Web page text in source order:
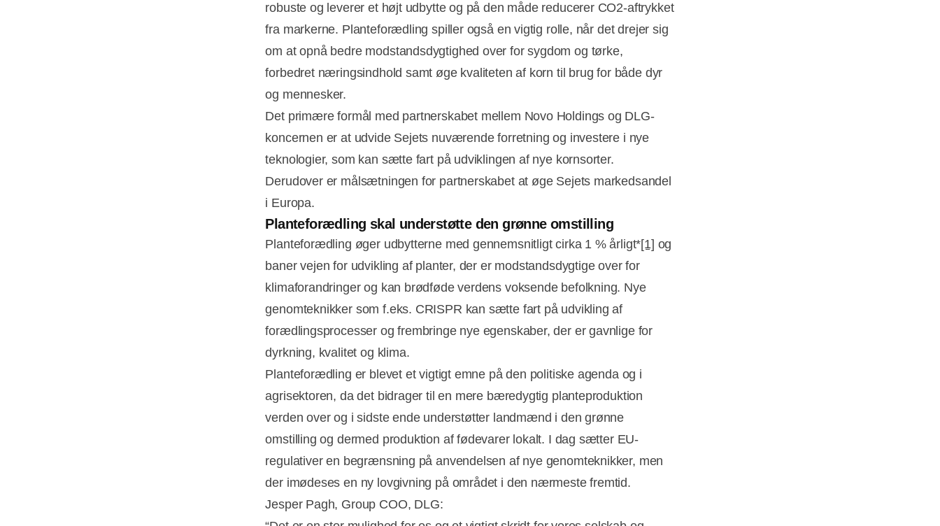
robuste og leverer et højt udbytte og på den måde reducerer CO2-aftrykket
fra markerne. Planteforædling spiller også en vigtig rolle, når det drejer sig
om at opnå bedre modstandsdygtighed over for sygdom og tørke,
forbedret næringsindhold samt øge kvaliteten af korn til brug for både dyr
og mennesker.
Det primære formål med partnerskabet mellem Novo Holdings og DLG-
koncernen er at udvide Sejets nuværende forretning og investere i nye
teknologier, som kan sætte fart på udviklingen af nye kornsorter.
Derudover er målsætningen for partnerskabet at øge Sejets markedsandel
i Europa.
Planteforædling skal understøtte den grønne omstilling
Planteforædling øger udbytterne med gennemsnitligt cirka 1 % årligt*[1] og
baner vejen for udvikling af planter, der er modstandsdygtige over for
klimaforandringer og kan brødføde verdens voksende befolkning. Nye
genomteknikker som f.eks. CRISPR kan sætte fart på udvikling af
forædlingsprocesser og frembringe nye egenskaber, der er gavnlige for
dyrkning, kvalitet og klima.
Planteforædling er blevet et vigtigt emne på den politiske agenda og i
agrisektoren, da det bidrager til en mere bæredygtig planteproduktion
verden over og i sidste ende understøtter landmænd i den grønne
omstilling og dermed produktion af fødevarer lokalt. I dag sætter EU-
regulativer en begrænsning på anvendelsen af nye genomteknikker, men
der imødeses en ny lovgivning på området i den nærmeste fremtid.
Jesper Pagh, Group COO, DLG: